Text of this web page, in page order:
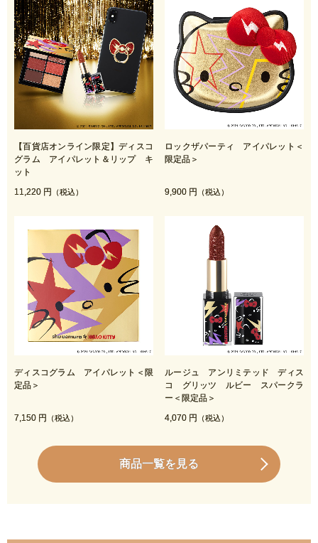
【百貨店オンライン限定】ディスコ
グラム アイパレット＆リップ キ
ット
11,220 円
（税込）
ロックザパーティ アイパレット＜
限定品＞
9,900 円 （税込）
ディスコグラム アイパレット＜限
定品＞
7,150 円 （税込）
ルージュ アンリミテッド ディス
コ グリッツ ルビー スパークラ
ー＜限定品＞
4,070 円 （税込）
商品一覧を見る